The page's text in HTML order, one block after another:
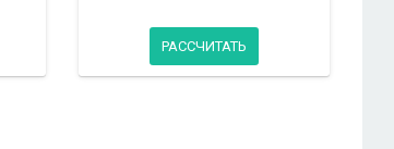
РАССЧИТАТЬ